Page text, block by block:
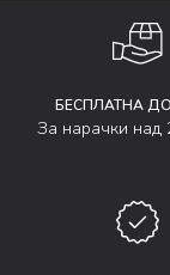
БЕСПЛАТНА
За нарачки над